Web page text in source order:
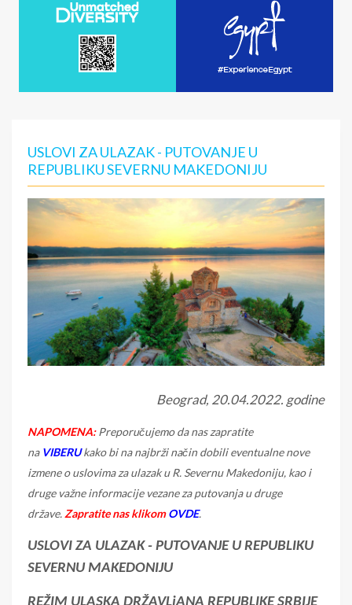
USLOVI ZA ULAZAK - PUTOVANJE U
REPUBLIKU SEVERNU MAKEDONIJU
Beograd, 20.04.2022. godine
NAPOMENA:Preporučujemo da nas zapratite
na VIBERUkako bi na najbrži način dobili eventualne nove
izmene o uslovima za ulazak u R. Severnu Makedoniju, kao i
druge važne informacije vezane za putovanja u druge
države. Zapratite nas klikom OVDE.
USLOVI ZA ULAZAK - PUTOVANJE U REPUBLIKU
SEVERNU MAKEDONIJU
REŽIM ULASKA DRŽAVLjANA REPUBLIKE SRBIJE